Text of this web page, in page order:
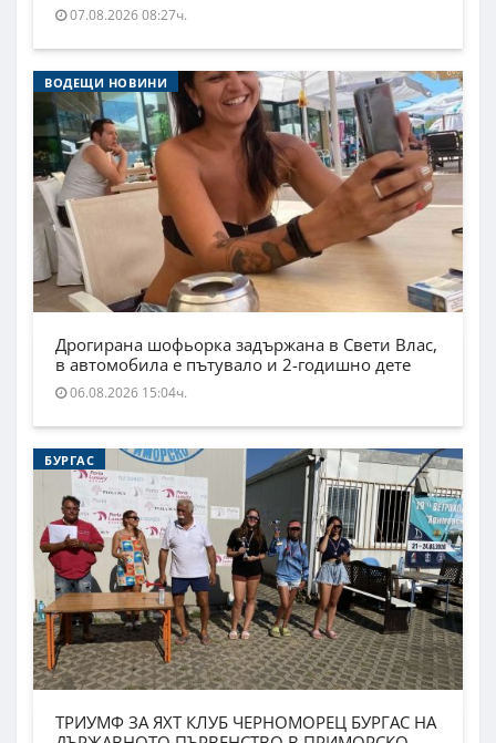
07.08.2026 08:27ч.
ВОДЕЩИ НОВИНИ
Дрогирана шофьорка задържана в Свети Влас,
в автомобила е пътувало и 2-годишно дете
06.08.2026 15:04ч.
БУРГАС
ТРИУМФ ЗА ЯХТ КЛУБ ЧЕРНОМОРЕЦ БУРГАС НА